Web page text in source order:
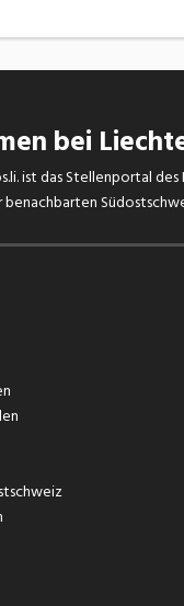
bei
ist das Stellenportal